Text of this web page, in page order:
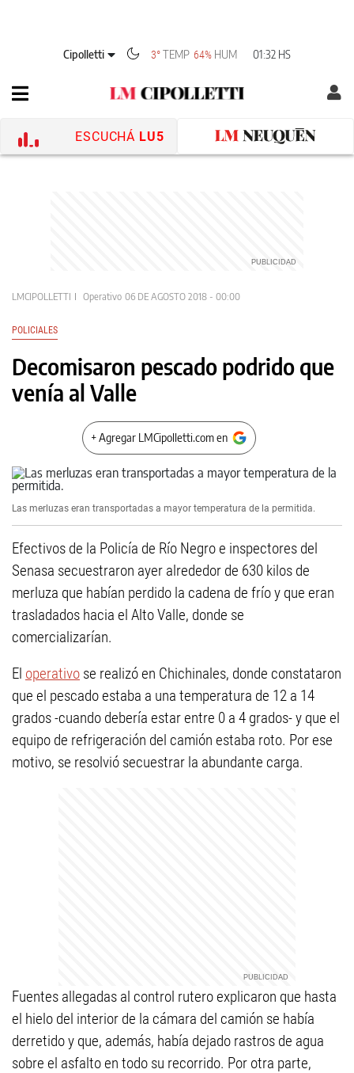
Cipolletti 3°TEMP 64% HUM 01:32 HS
ESCUCHÁ LU5
LMCIPOLLETTI Operativo 06 DE AGOSTO 2018 - 00:00
POLICIALES
Decomisaron pescado podrido que
venía al Valle
+ Agregar LMCipolletti.com en
Las merluzas eran transportadas a mayor temperatura de la permitida.
Efectivos de la Policía de Río Negro e inspectores del
Senasa secuestraron ayer alrededor de 630 kilos de
merluza que habían perdido la cadena de frío y que eran
trasladados hacia el Alto Valle, donde se
comercializarían.
El operativo se realizó en Chichinales, donde constataron
que el pescado estaba a una temperatura de 12 a 14
grados -cuando debería estar entre 0 a 4 grados- y que el
equipo de refrigeración del camión estaba roto. Por ese
motivo, se resolvió secuestrar la abundante carga.
Fuentes allegadas al control rutero explicaron que hasta
el hielo del interior de la cámara del camión se había
derretido y que, además, había dejado rastros de agua
sobre el asfalto en todo su recorrido. Por otra parte,